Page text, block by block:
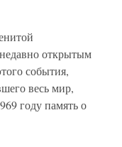
открытым
события,
весь мир,
году память о